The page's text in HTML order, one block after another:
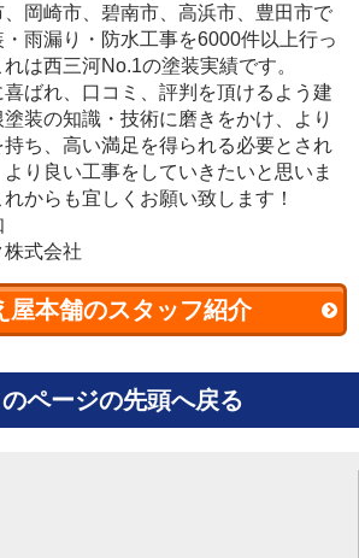
岡崎市、碧南市、高浜市、豊田市で
雨漏り・防水工事を6000件以上行っ
は西三河No.1の塗装実績です。
ばれ、口コミ、評判を頂けるよう建
装の知識・技術に磨きをかけ、より
ち、高い満足を得られる必要とされ
り良い工事をしていきたいと思いま
からも宜しくお願い致します！
式会社
屋本舗のスタッフ紹介
ページの先頭へ戻る